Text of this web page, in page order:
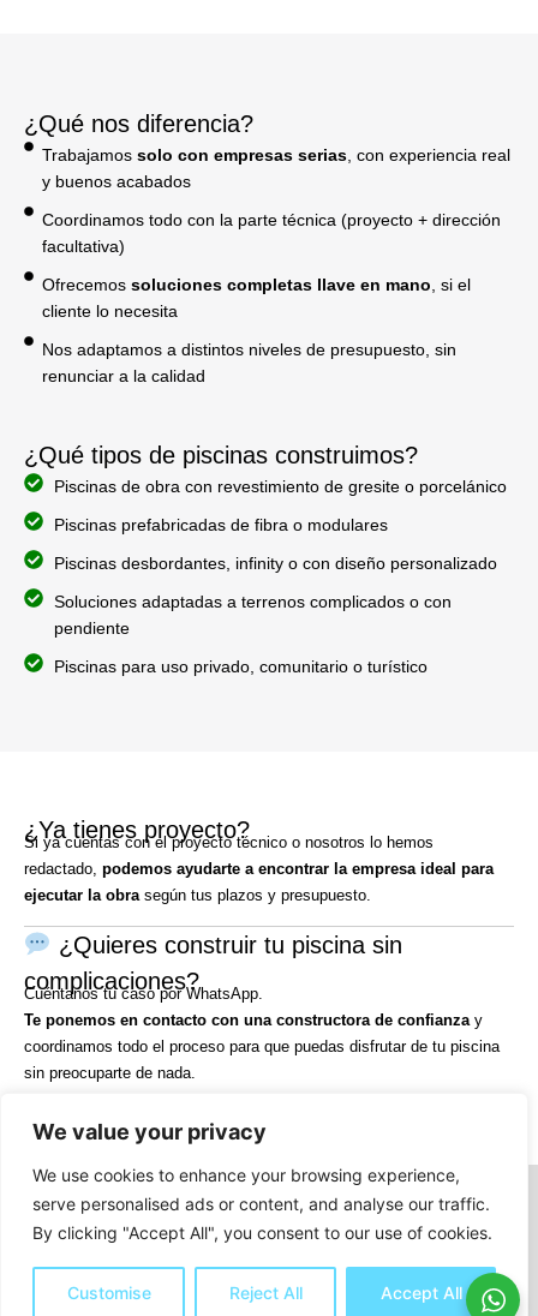
We value your privacy
We use cookies to enhance your browsing experience,
serve personalised ads or content, and analyse our traffic.
By clicking "Accept All", you consent to our use of cookies.
Customise Reject All Accept All
¿Qué nos diferencia?
Trabajamos solo con empresas serias , con experiencia real
y buenos acabados
Coordinamos todo con la parte técnica (proyecto + dirección
facultativa)
Ofrecemos soluciones completas llave en mano , si el
cliente lo necesita
Nos adaptamos a distintos niveles de presupuesto, sin
renunciar a la calidad
¿Qué tipos de piscinas construimos?
Piscinas de obra con revestimiento de gresite o porcelánico
Piscinas prefabricadas de fibra o modulares
Piscinas desbordantes, infinity o con diseño personalizado
Soluciones adaptadas a terrenos complicados o con
pendiente
Piscinas para uso privado, comunitario o turístico
¿Ya tienes proyecto?
Si ya cuentas con el proyecto técnico o nosotros lo hemos
redactado, podemos ayudarte a encontrar la empresa ideal para
ejecutar la obra según tus plazos y presupuesto.
¿Quieres construir tu piscina sin
complicaciones?
Cuéntanos tu caso por WhatsApp.
Te ponemos en contacto con una constructora de confianzay
coordinamos todo el proceso para que puedas disfrutar de tu piscina
sin preocuparte de nada.
Aviso Legal
Política de Privacidad
Copyright © 2026
Licenciaspiscinas